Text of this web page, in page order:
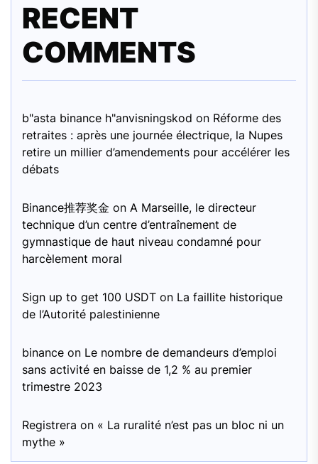
RECENT
COMMENTS
b"asta binance h"anvisningskod on Réforme des
retraites : après une journée électrique, la Nupes
retire un millier d’amendements pour accélérer les
débats
Binance推荐奖金 on A Marseille, le directeur
technique d’un centre d’entraînement de
gymnastique de haut niveau condamné pour
harcèlement moral
Sign up to get 100 USDT on La faillite historique
de l’Autorité palestinienne
binance on Le nombre de demandeurs d’emploi
sans activité en baisse de 1,2 % au premier
trimestre 2023
Registrera on « La ruralité n’est pas un bloc ni un
mythe »